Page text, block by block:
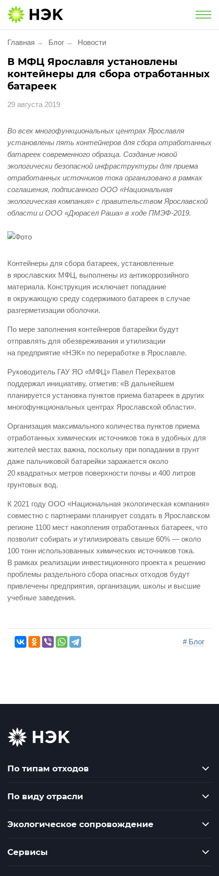
Национальная экологическая компания
Услуги
Утилизация и обезвреживание
Экологическое сопровождение
Экологический сбор
Услуги для населения
Проект «Батарейки на утилизацию»
Утилизация фармацевтической
продукции
Главная → Блог → Новости
В МФЦ Ярославля установлены
контейнеры для сбора отработанных
батареек
29 августа 2019
Во всех многофункциональных центрах Ярославля
установлены пять контейнеров для сбора отработанных
батареек современного образца. Создание новой
экологически безопасной инфраструктуры для приема
отработанных источников тока организовано в рамках
соглашения, подписанного ООО «Национальная
экологическая компания» с правительством Ярославской
области и ООО «Дюрасел Раша» в ходе ПМЭФ-2019.
Контейнеры для сбора батареек, установленные
в ярославских МФЦ, выполнены из антикоррозийного
материала. Конструкция исключает попадание
в окружающую среду содержимого батареек в случае
разгерметизации оболочки.
По мере заполнения контейнеров батарейки будут
отправлять для обезвреживания и утилизации
на предприятие «НЭК» по переработке в Ярославле.
Руководитель ГАУ ЯО «МФЦ» Павел Перехватов
поддержал инициативу, отметив: «В дальнейшем
планируется установка пунктов приема батареек в других
многофункциональных центрах Ярославской области».
Организация максимального количества пунктов приема
отработанных химических источников тока в удобных для
жителей местах важна, поскольку при попадании в грунт
даже пальчиковой батарейки заражается около
20 квадратных метров поверхности почвы и 400 литров
грунтовых вод.
К 2021 году ООО «Национальная экологическая компания»
совместно с партнерами планирует создать в Ярославском
регионе 1100 мест накопления отработанных батареек, что
позволит собирать и утилизировать свыше 60% — около
100 тонн использованных химических источников тока.
В рамках реализации инвестиционного проекта к решению
проблемы раздельного сбора опасных отходов будут
привлечены предприятия, организации, школы и высшие
учебные заведения.
# Блог
По типам отходов
По виду отрасли
Экологическое сопровождение
Сервисы